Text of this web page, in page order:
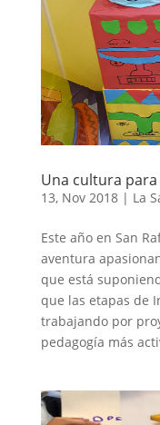
Una cultura para
13, Nov 2018| La
Este año en San
aventura
que está
que las etapas de
trabajando por
pedagogía más